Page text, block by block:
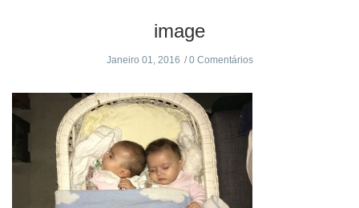
image
Janeiro 01, 2016 0 Comentários